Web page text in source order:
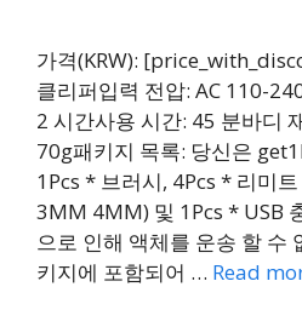
가격(KRW):
클리퍼입력 전압: AC 110-
2 시간사용 시간: 45 분바디
70g패키지 목록: 당신은
1Pcs * 브러시, 4Pcs * 리미
3MM 4MM) 및 1Pcs * USB
으로 인해 액체를 운송 할 수
키지에 포함되어 … Read